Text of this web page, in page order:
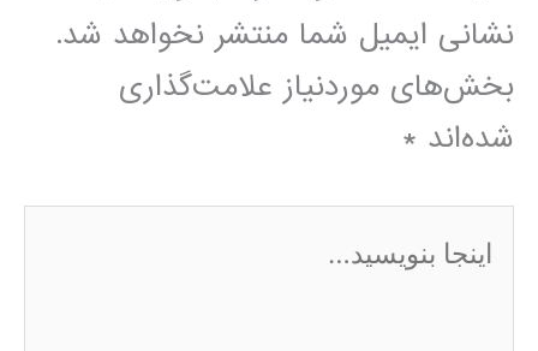
نشانی ایمیل شما منتشر نخواهد شد.
بخش‌های موردنیاز علامت‌گذاری
شده‌اند *
اینجا
بنویسید…